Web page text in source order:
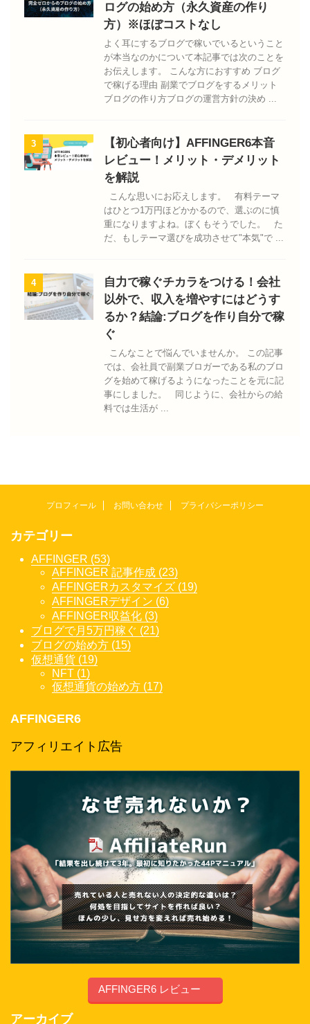
ログの始め方（永久資産の作り
方）※ほぼコストなし
よく耳にするブログで稼いでいるということ
が本当なのかについて本記事では次のことを
お伝えします。 こんな方におすすめ ブログ
で稼げる理由 副業でブログをするメリット
ブログの作り方ブログの運営方針の決め ...
3
【初心者向け】AFFINGER6本音
レビュー！メリット・デメリット
を解説
こんな思いにお応えします。 有料テーマ
はひとつ1万円ほどかかるので、選ぶのに慎
重になりますよね。ぼくもそうでした。 た
だ、もしテーマ選びを成功させて"本気"で ...
4
自力で稼ぐチカラをつける！会社
以外で、収入を増やすにはどうす
るか？結論:ブログを作り自分で稼
ぐ
こんなことで悩んでいませんか。 この記事
では、会社員で副業ブロガーである私のブロ
グを始めて稼げるようになったことを元に記
事にしました。 同じように、会社からの給
料では生活が ...
プロフィール お問い合わせ プライバシーポリシー
カテゴリー
AFFINGER (53)
AFFINGER 記事作成 (23)
AFFINGERカスタマイズ (19)
AFFINGERデザイン (6)
AFFINGER収益化 (3)
ブログで月5万円稼ぐ (21)
ブログの始め方 (15)
仮想通貨 (19)
NFT (1)
仮想通貨の始め方 (17)
AFFINGER6
アフィリエイト広告
AFFINGER6 レビュー
アーカイブ